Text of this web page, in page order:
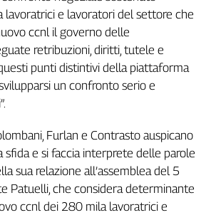
lavoratrici e lavoratori del settore che
ccnl il governo delle
retribuzioni, diritti, tutele e
punti distintivi della piattaforma
un confronto serio e
Furlan e Contrasto auspicano
sfida e si faccia interprete delle parole
sua relazione all’assemblea del 5
Patuelli, che considera determinante
ccnl dei 280 mila lavoratrici e